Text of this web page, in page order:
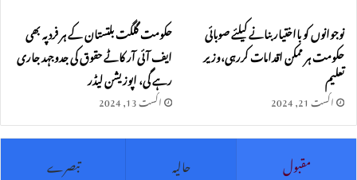
نوجوانوں کو بااختیار بنانے کیلئے صوبائی
حکومت ہر ممکن اقدامات کررہی،وزیر
تعلیم
اگست 21, 2024
حکومت گلگت بلتستان کے ہر فرد پہ بھی
ایف آئی آر کاٹے حقوق کی جدوجہد جاری
رہے گی، اپوزیشن لیڈر
اگست 13, 2024
مقبول حالیہ تبصرے